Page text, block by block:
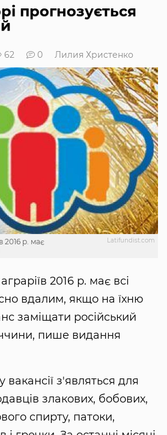
прогнозується
62 0 Лилия Христенко
Latifundist.com
2016 р. має
2016 р. має всі
вдалим, якщо на їхню
заміщати російський
пише видання
з'являться для
злакових, бобових,
спирту, патоки,